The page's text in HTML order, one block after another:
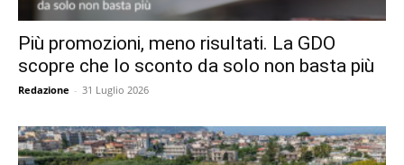
Più promozioni, meno risultati. La GDO
scopre che lo sconto da solo non basta più
Redazione - 31 Luglio 2026